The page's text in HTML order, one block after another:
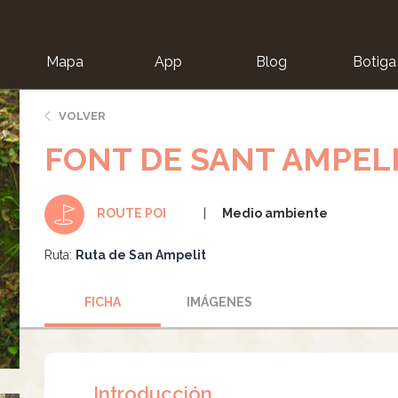
Mapa App Blog Botiga
VOLVER
FONT DE SANT
ROUTE POI Medio ambiente
Ruta: Ruta de San Ampelit
FICHA IMÁGENES